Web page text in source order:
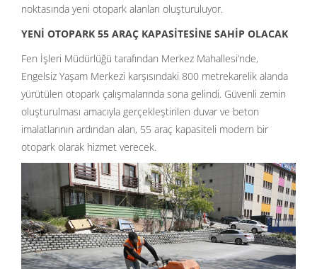
noktasında yeni otopark alanları oluşturuluyor.
YENİ OTOPARK 55 ARAÇ KAPASİTESİNE SAHİP OLACAK
Fen İşleri Müdürlüğü tarafından Merkez Mahallesi’nde,
Engelsiz Yaşam Merkezi karşısındaki 800 metrekarelik alanda
yürütülen otopark çalışmalarında sona gelindi. Güvenli zemin
oluşturulması amacıyla gerçekleştirilen duvar ve beton
imalatlarının ardından alan, 55 araç kapasiteli modern bir
otopark olarak hizmet verecek.